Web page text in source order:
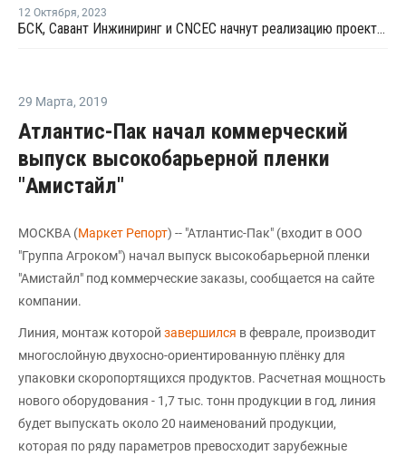
12 Октября, 2023
БСК, Савант Инжиниринг и CNCEC начнут реализацию проекта по производству эмульсионного ПВХ
29 Марта, 2019
Атлантис-Пак начал коммерческий
выпуск высокобарьерной пленки
"Амистайл"
МОСКВА (Маркет Репорт) -- "Атлантис-Пак" (входит в ООО
"Группа Агроком") начал выпуск высокобарьерной пленки
"Амистайл" под коммерческие заказы, сообщается на сайте
компании.
Линия, монтаж которой завершился в феврале, производит
многослойную двухосно-ориентированную плёнку для
упаковки скоропортящихся продуктов. Расчетная мощность
нового оборудования - 1,7 тыс. тонн продукции в год, линия
будет выпускать около 20 наименований продукции,
которая по ряду параметров превосходит зарубежные